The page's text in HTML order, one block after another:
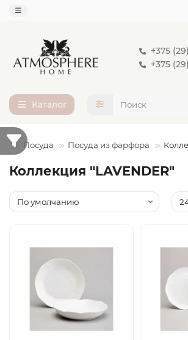
+375
+375
Каталог
Посуда Посуда из фарфора
Коллекция "LAVENDER"